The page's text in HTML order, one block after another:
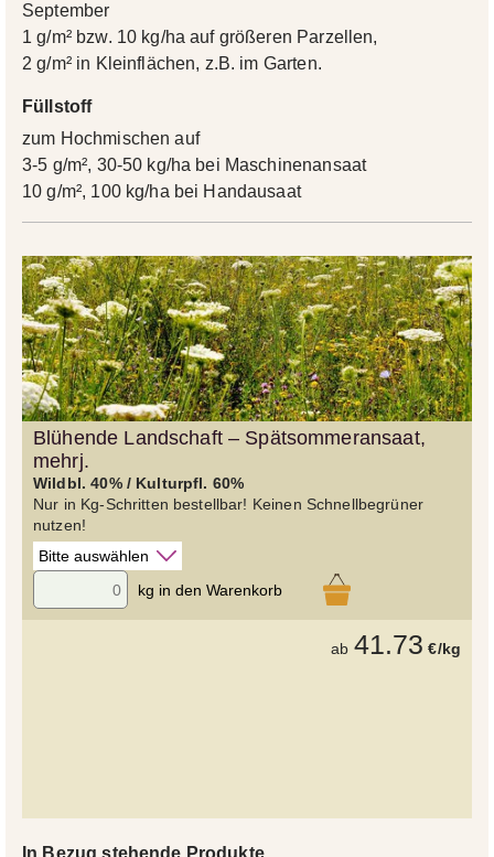
September
1 g/m² bzw. 10 kg/ha auf größeren Parzellen,
2 g/m² in Kleinflächen, z.B. im Garten.
Füllstoff
zum Hochmischen auf
3-5 g/m², 30-50 kg/ha bei Maschinenansaat
10 g/m², 100 kg/ha bei Handausaat
Blühende Landschaft – Spätsommeransaat,
mehrj.
Wildbl. 40% / Kulturpfl. 60%
Nur in Kg-Schritten bestellbar! Keinen Schnellbegrüner
nutzen!
kg in den Warenkorb
ab 41.73 €/kg